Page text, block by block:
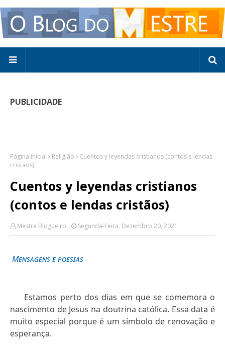
PUBLICIDADE
Página inicial Religião
Cuentos y leyendas cristianos (contos e lendas
cristãos)
Cuentos y leyendas cristianos
(contos e lendas cristãos)
Mestre Blogueiro Segunda-Feira, Dezembro 20, 2021
Mensagens e poesias
Estamos perto dos dias em que se comemora o
nascimento de Jesus na doutrina católica. Essa data é
muito especial porque é um símbolo de renovação e
esperança.